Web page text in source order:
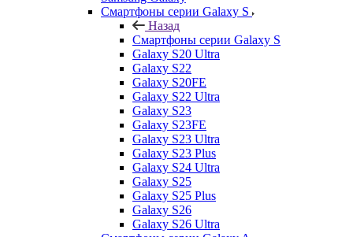
Смартфоны серии Galaxy S
Назад
Смартфоны серии Galaxy S
Galaxy S20 Ultra
Galaxy S22
Galaxy S20FE
Galaxy S22 Ultra
Galaxy S23
Galaxy S23FE
Galaxy S23 Ultra
Galaxy S23 Plus
Galaxy S24 Ultra
Galaxy S25
Galaxy S25 Plus
Galaxy S26
Galaxy S26 Ultra